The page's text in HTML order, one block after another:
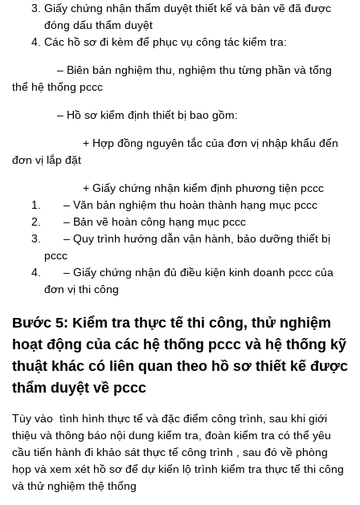
Giấy chứng nhận thẩm duyệt thiết kế và bản vẽ đã được
đóng dấu thẩm duyệt
Các hồ sơ đi kèm để phục vụ công tác kiểm tra:
– Biên bản nghiệm thu, nghiệm thu từng phần và tổng
thể hệ thống pccc
– Hồ sơ kiểm định thiết bị bao gồm:
+ Hợp đồng nguyên tắc của đơn vị nhập khẩu đến
đơn vị lắp đặt
+ Giấy chứng nhận kiểm định phương tiện pccc
– Văn bản nghiệm thu hoàn thành hạng mục pccc
– Bản vẽ hoàn công hạng mục pccc
– Quy trình hướng dẫn vận hành, bảo dưỡng thiết bị
pccc
– Giấy chứng nhận đủ điều kiện kinh doanh pccc của
đơn vị thi công
Bước 5: Kiểm tra thực tế thi công, thử nghiệm
hoạt động của các hệ thống pccc và hệ thống kỹ
thuật khác có liên quan theo hồ sơ thiết kế được
thẩm duyệt về pccc
Tùy vào tình hình thực tế và đặc điểm công trình, sau khi giới
thiệu và thông báo nội dung kiểm tra, đoàn kiểm tra có thể yêu
cầu tiến hành đi khảo sát thực tế công trình , sau đó về phòng
họp và xem xét hồ sơ để dự kiến lộ trình kiểm tra thực tế thi công
và thử nghiệm thệ thống